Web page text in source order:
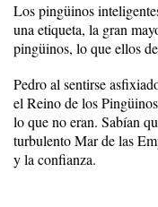
Los pingüinos
una etiqueta, la gran
pingüinos, lo que ellos
Pedro al sentirse
el Reino de los
lo que no eran. Sabían
turbulento Mar de las
y la confianza.